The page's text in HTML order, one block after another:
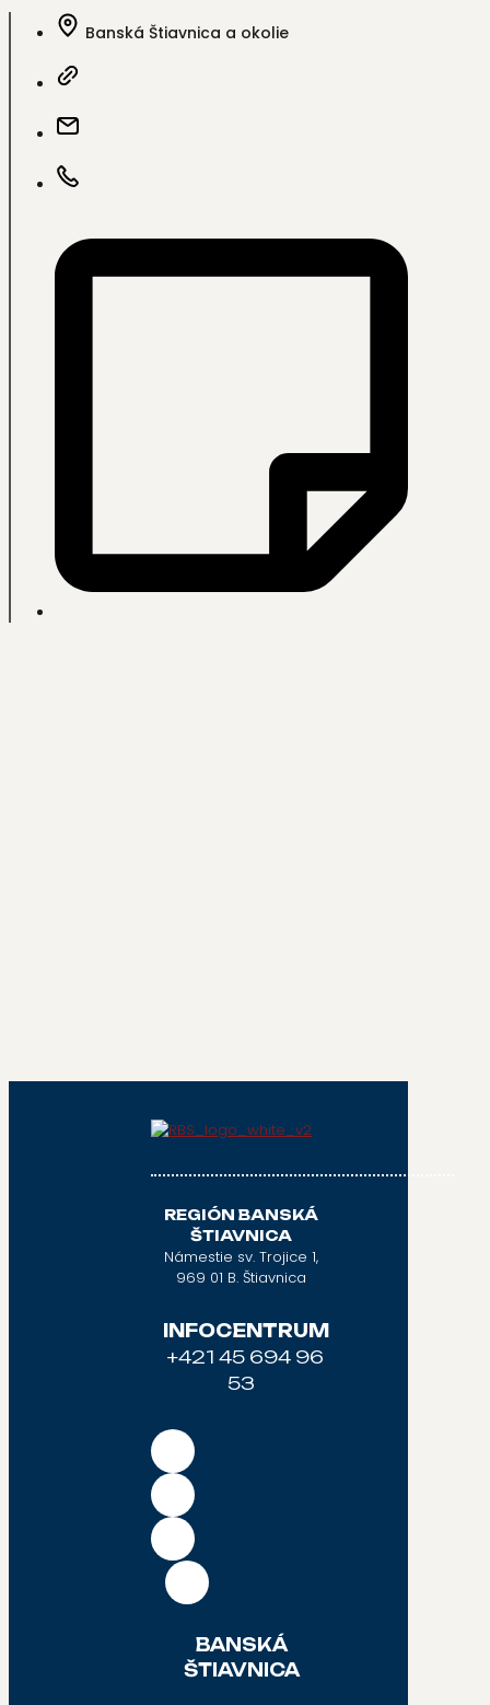
Banská Štiavnica a okolie
REGIÓN BANSKÁ
ŠTIAVNICA
Námestie sv. Trojice 1,
969 01 B. Štiavnica
INFOCENTRUM
+421 45 694 96
53
BANSKÁ
ŠTIAVNICA